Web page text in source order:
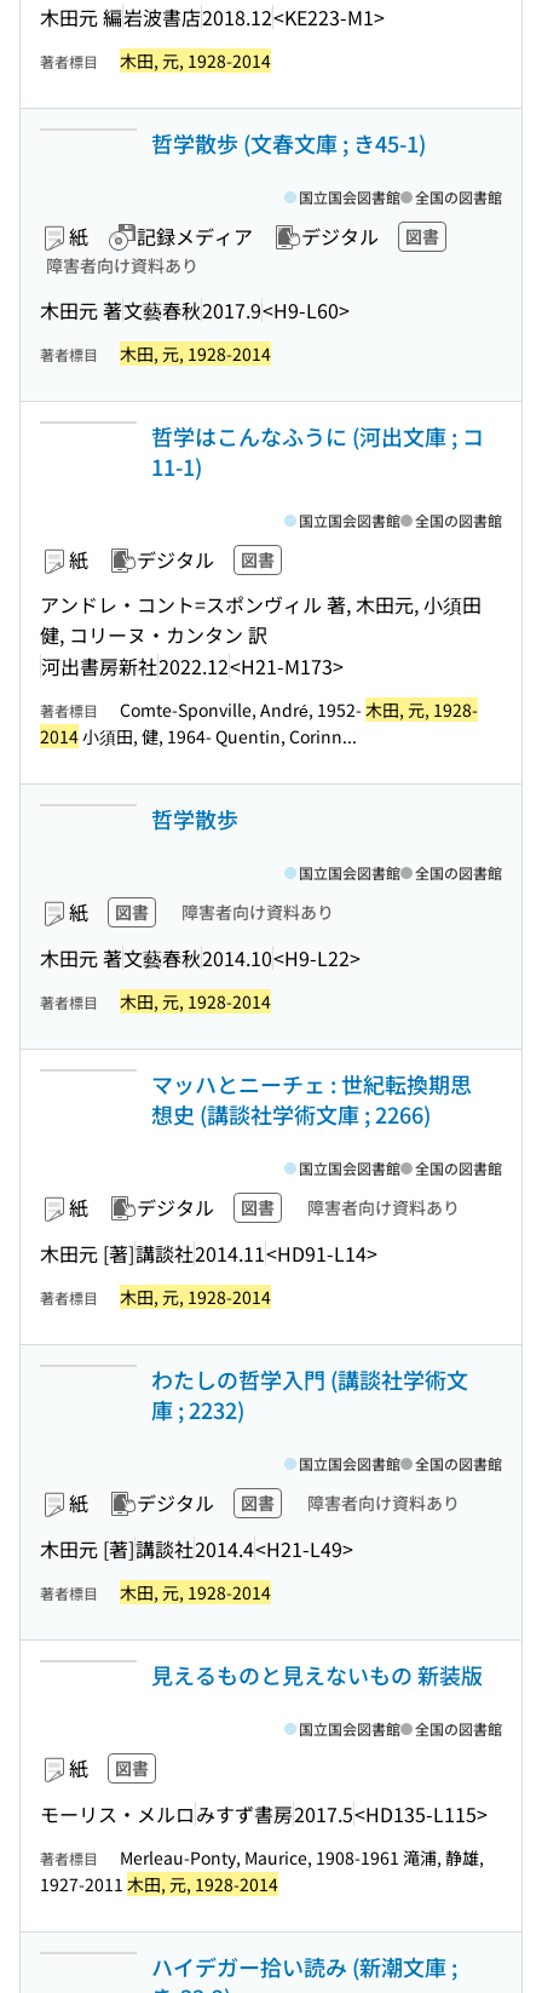
木田元 編岩波書店2018.12<KE223-M1>
著者標目 木田, 元, 1928-2014
哲学散歩 (文春文庫 ; き45-1)
紙 記録メディア デジタル
図書
障害者向け資料あり
木田元 著文藝春秋2017.9<H9-L60>
国立国会図書館 全国の図書館
著者標目 木田, 元, 1928-2014
哲学はこんなふうに (河出文庫 ; コ
11-1)
紙 デジタル 図書
アンドレ・コント=スポンヴィル 著, 木田元, 小須田
健, コリーヌ・カンタン 訳
河出書房新社2022.12<H21-M173>
国立国会図書館 全国の図書館
著者標目 Comte-Sponville, André, 1952-木田, 元, 1928-
2014小須田, 健, 1964- Quentin, Corinn...
哲学散歩
紙 図書 障害者向け資料あり
木田元 著文藝春秋2014.10<H9-L22>
国立国会図書館 全国の図書館
著者標目 木田, 元, 1928-2014
マッハとニーチェ : 世紀転換期思
想史 (講談社学術文庫 ; 2266)
紙 デジタル 図書 障害者向け資料あり
木田元 [著]講談社2014.11<HD91-L14>
国立国会図書館 全国の図書館
著者標目 木田, 元, 1928-2014
わたしの哲学入門 (講談社学術文
庫 ; 2232)
紙 デジタル 図書 障害者向け資料あり
木田元 [著]講談社2014.4<H21-L49>
国立国会図書館 全国の図書館
著者標目 木田, 元, 1928-2014
見えるものと見えないもの 新装版
紙 図書
モーリス・メルロみすず書房2017.5<HD135-L115>
国立国会図書館 全国の図書館
著者標目
Merleau-Ponty, Maurice, 1908-1961 滝浦, 静雄,
1927-2011 木田, 元, 1928-2014
ハイデガー拾い読み (新潮文庫 ;